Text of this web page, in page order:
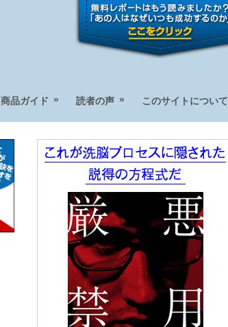
商品ガイド » 読者の声 » このサイトについて